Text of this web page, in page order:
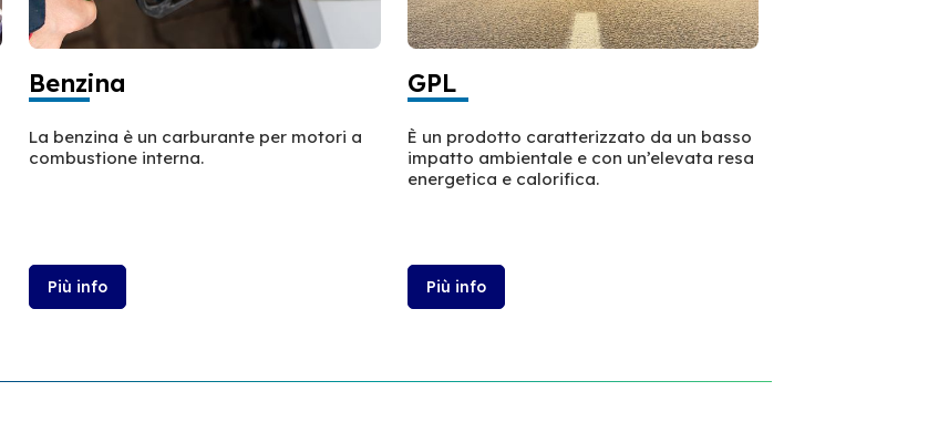
Benzina
La benzina è un carburante per motori a
combustione interna.
Più info
GPL
È un prodotto caratterizzato da un basso
impatto ambientale e con un’elevata resa
energetica e calorifica.
Più info